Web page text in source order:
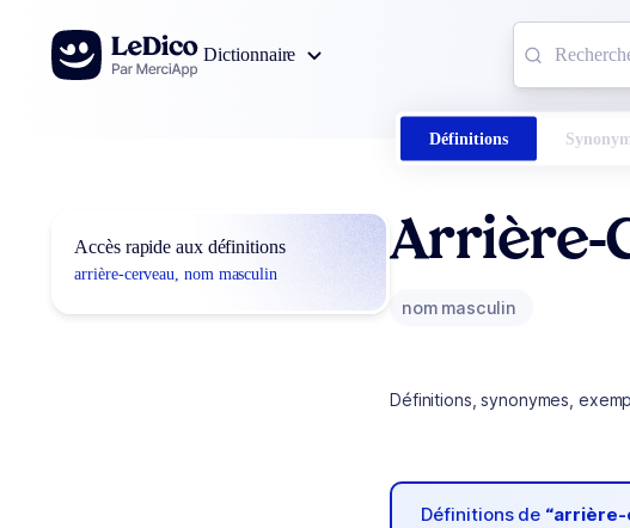
Aller au contenu
Dictionnaire
Définitions
Accès rapide aux définitions
arrière-cerveau, nom masculin
Arrière-
nom masculin
Définitions, synonymes,
Définitions de “arrière-